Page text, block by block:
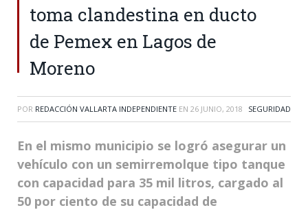
toma clandestina en ducto
de Pemex en Lagos de
Moreno
POR REDACCIÓN VALLARTA INDEPENDIENTE EN 26 JUNIO, 2018 SEGURIDAD
En el mismo municipio se logró asegurar un
vehículo con un semirremolque tipo tanque
con capacidad para 35 mil litros, cargado al
50 por ciento de su capacidad de